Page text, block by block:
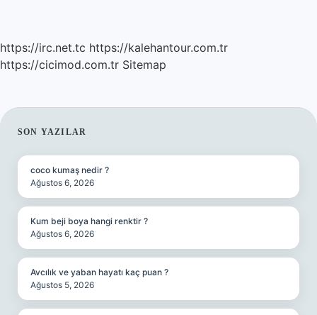
https://irc.net.tc https://kalehantour.com.tr
https://cicimod.com.tr Sitemap
SIDEBAR
SON YAZILAR
coco kumaş nedir ?
Ağustos 6, 2026
Kum beji boya hangi renktir ?
Ağustos 6, 2026
Avcılık ve yaban hayatı kaç puan ?
Ağustos 5, 2026